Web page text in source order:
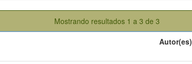
Mostrando resultados 1 a 3 de 3
Autor(es)